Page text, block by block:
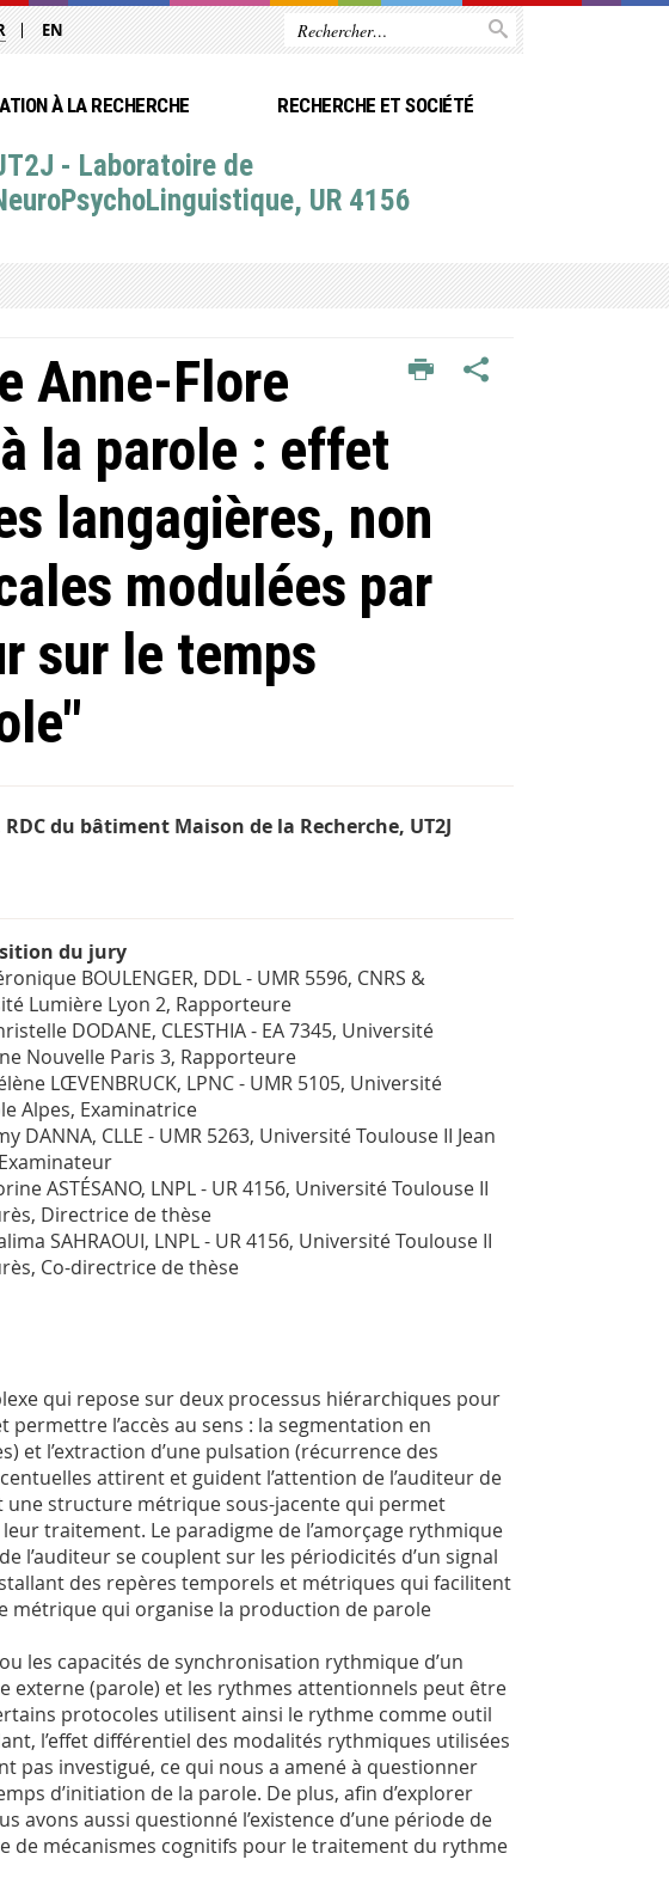
EN
À LA RECHERCHE RECHERCHE ET SOCIÉTÉ
- Laboratoire de
UR 4156
Anne-Flore
la parole : effet
langagières, non
modulées par
sur le temps
RDC du bâtiment Maison de la Recherche, UT2J
du jury
BOULENGER, DDL - UMR 5596, CNRS &
Lumière Lyon 2, Rapporteure
DODANE, CLESTHIA - EA 7345, Université
Nouvelle Paris 3, Rapporteure
LŒVENBRUCK, LPNC - UMR 5105, Université
Alpes, Examinatrice
DANNA, CLLE - UMR 5263, Université Toulouse II Jean
ASTÉSANO, LNPL - UR 4156, Université Toulouse II
Directrice de thèse
SAHRAOUI, LNPL - UR 4156, Université Toulouse II
Co-directrice de thèse
qui repose sur deux processus hiérarchiques pour
l’accès au sens : la segmentation en
l’extraction d’une pulsation (récurrence des
attirent et guident l’attention de l’auditeur de
une structure métrique sous-jacente qui permet
traitement. Le paradigme de l’amorçage rythmique
l’auditeur se couplent sur les périodicités d’un signal
des repères temporels et métriques qui facilitent
métrique qui organise la production de parole
les capacités de synchronisation rythmique d’un
externe (parole) et les rythmes attentionnels peut être
protocoles utilisent ainsi le rythme comme outil
l’effet différentiel des modalités rythmiques utilisées
pas investigué, ce qui nous a amené à questionner
d’initiation de la parole. De plus, afin d’explorer
aussi questionné l’existence d’une période de
de mécanismes cognitifs pour le traitement du rythme